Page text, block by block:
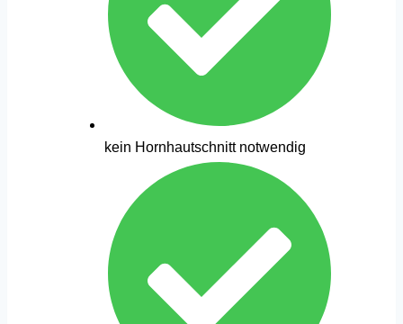
kein Hornhautschnitt notwendig